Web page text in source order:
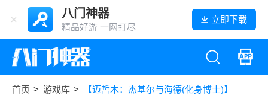
八门神器
精品好游 一网打尽
立即下载
首页 > 游戏库 > 【迈哲木：杰基尔与海德(化身博士)】